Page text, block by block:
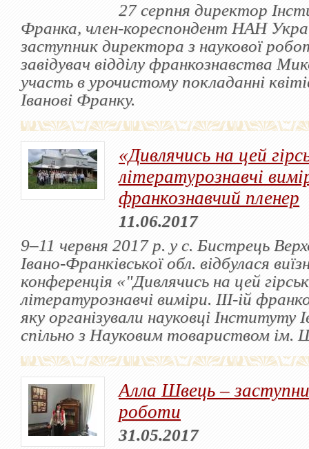
27 серпня директор
Франка, член-кореспондент НАН
заступник директора з наукової
завідувач відділу франкознавства
участь в урочистому покладанні
Іванові Франку.
«Дивлячись на цей
літературознавчі
франкознавчий пленер
11.06.2017
9‒11 червня 2017 р. у с. Бистрець
Івано-Франківської обл. відбулася
конференція «"Дивлячись на цей
літературознавчі виміри. ІІІ-ій
яку організували науковці Інституту
спільно з Науковим товариством ім.
Алла Швець –
роботи
31.05.2017